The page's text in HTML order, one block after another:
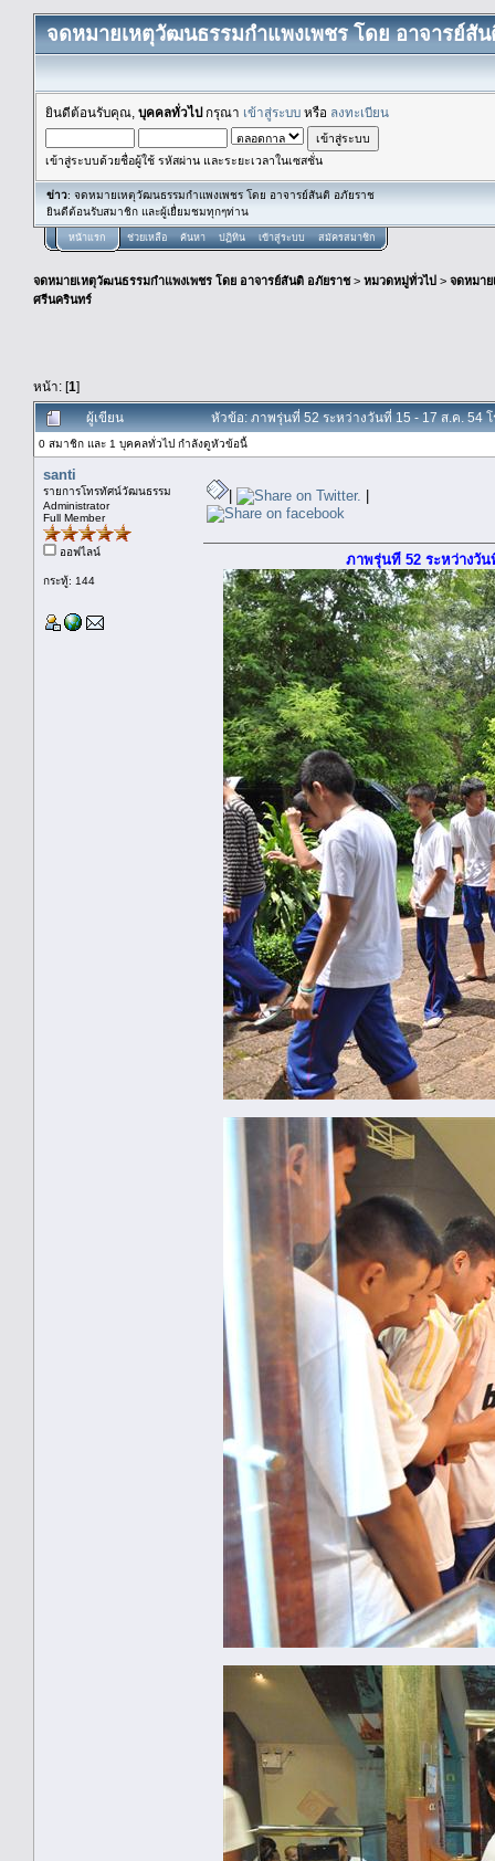
จดหมายเหตุวัฒนธรรมกำแพงเพชร โดย อาจารย์สั
ยินดีต้อนรับคุณ, บุคคลทั่วไปกรุณา เข้าสู่ระบบ หรือ ลงทะเบียน
เข้าสู่ระบบด้วยชื่อผู้ใช้ รหัสผ่าน และระยะเวลาในเซสชั่น
ข่าว: จดหมายเหตุวัฒนธรรมกำแพงเพชร โดย อาจารย์สันติ อภัยราช
ยินดีต้อนรับสมาชิก และผู้เยื่ยมชมทุกๆท่าน
หน้าแรก ช่วยเหลือ ค้นหา ปฏิทิน เข้าสู่ระบบ สมัครสมาชิก
จดหมายเหตุวัฒนธรรมกำแพงเพชร โดย อาจารย์สันติ อภัยราช> หมวดหมู่ทั่วไป > จดหมา
ศรีนครินทร์
หน้า: [1]
ผู้เขียน หัวข้อ: ภาพรุ่นที่ 52 ระหว่างวันที่ 15 - 17 ส.ค. 54
0 สมาชิก และ 1 บุคคลทั่วไป กำลังดูหัวข้อนี้
santi
รายการโทรทัศน์วัฒนธรรม
Administrator
Full Member
ออฟไลน์
กระทู้: 144
| |
ภาพรุ่นที่ 52 ระหว่างวัน